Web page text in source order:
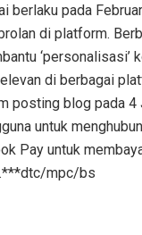
berlaku pada
di platform.
‘personalisasi’
di berbagai
posting blog pada 4
untuk
Pay untuk
mpc/bs